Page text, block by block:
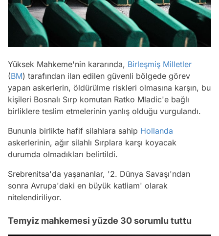
Yüksek Mahkeme'nin kararında, Birleşmiş Milletler
(BM) tarafından ilan edilen güvenli bölgede görev
yapan askerlerin, öldürülme riskleri olmasına karşın, bu
kişileri Bosnalı Sırp komutan Ratko Mladic'e bağlı
birliklere teslim etmelerinin yanlış olduğu vurgulandı.
Bununla birlikte hafif silahlara sahip Hollanda
askerlerinin, ağır silahlı Sırplara karşı koyacak
durumda olmadıkları belirtildi.
Srebrenitsa'da yaşananlar, '2. Dünya Savaşı'ndan
sonra Avrupa'daki en büyük katliam' olarak
nitelendiriliyor.
Temyiz mahkemesi yüzde 30 sorumlu tuttu